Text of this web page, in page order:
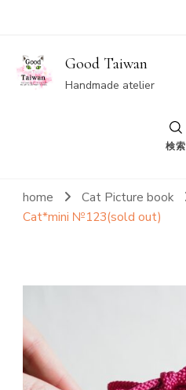
Good Taiwan
Handmade atelier
検索
home Cat Picture book
Cat*mini №123(sold out)